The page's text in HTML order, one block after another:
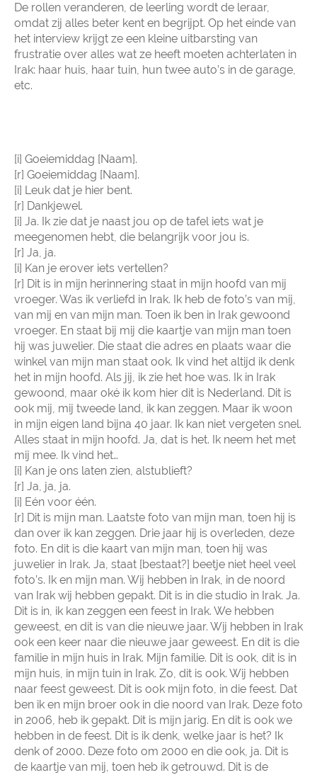
De rollen veranderen, de leerling wordt de leraar,
omdat zij alles beter kent en begrijpt. Op het einde van
het interview krijgt ze een kleine uitbarsting van
frustratie over alles wat ze heeft moeten achterlaten in
Irak: haar huis, haar tuin, hun twee auto’s in de garage,
etc.
[i] Goeiemiddag [Naam].
[r] Goeiemiddag [Naam].
[i] Leuk dat je hier bent.
[r] Dankjewel.
[i] Ja. Ik zie dat je naast jou op de tafel iets wat je
meegenomen hebt, die belangrijk voor jou is.
[r] Ja, ja.
[i] Kan je erover iets vertellen?
[r] Dit is in mijn herinnering staat in mijn hoofd van mij
vroeger. Was ik verliefd in Irak. Ik heb de foto’s van mij,
van mij en van mijn man. Toen ik ben in Irak gewoond
vroeger. En staat bij mij die kaartje van mijn man toen
hij was juwelier. Die staat die adres en plaats waar die
winkel van mijn man staat ook. Ik vind het altijd ik denk
het in mijn hoofd. Als jij, ik zie het hoe was. Ik in Irak
gewoond, maar oké ik kom hier dit is Nederland. Dit is
ook mij, mij tweede land, ik kan zeggen. Maar ik woon
in mijn eigen land bijna 40 jaar. Ik kan niet vergeten snel.
Alles staat in mijn hoofd. Ja, dat is het. Ik neem het met
mij mee. Ik vind het…
[i] Kan je ons laten zien, alstublieft?
[r] Ja, ja, ja.
[i] Eén voor één.
[r] Dit is mijn man. Laatste foto van mijn man, toen hij is
dan over ik kan zeggen. Drie jaar hij is overleden, deze
foto. En dit is die kaart van mijn man, toen hij was
juwelier in Irak. Ja, staat [bestaat?] beetje niet heel veel
foto’s. Ik en mijn man. Wij hebben in Irak, in de noord
van Irak wij hebben gepakt. Dit is in die studio in Irak. Ja.
Dit is in, ik kan zeggen een feest in Irak. We hebben
geweest, en dit is van die nieuwe jaar. Wij hebben in Irak
ook een keer naar die nieuwe jaar geweest. En dit is die
familie in mijn huis in Irak. Mijn familie. Dit is ook, dit is in
mijn huis, in mijn tuin in Irak. Zo, dit is ook. Wij hebben
naar feest geweest. Dit is ook mijn foto, in die feest. Dat
ben ik en mijn broer ook in die noord van Irak. Deze foto
in 2006, heb ik gepakt. Dit is mijn jarig. En dit is ook we
hebben in de feest. Dit is ik denk, welke jaar is het? Ik
denk of 2000. Deze foto om 2000 en die ook, ja. Dit is
de kaartje van mij, toen heb ik getrouwd. Dit is de